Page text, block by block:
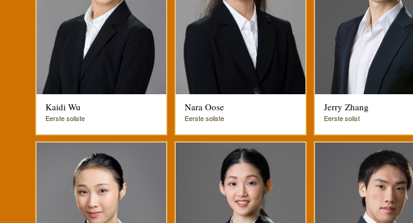
Kaidi Wu
Eerste soliste
Nara Oose
Eerste soliste
Jerry Zhang
Eerste solist